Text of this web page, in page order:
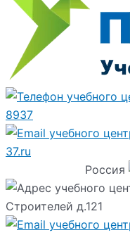
8937
37.ru
Россия
Строителей д.121